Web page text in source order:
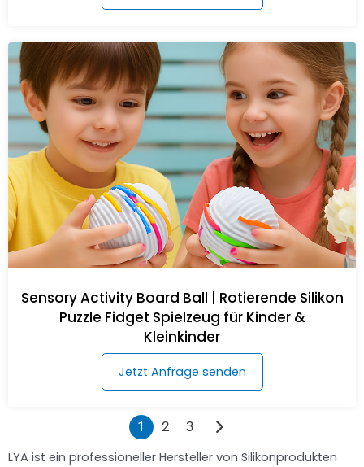
Sensory Activity Board Ball | Rotierende Silikon
Puzzle Fidget Spielzeug für Kinder &
Kleinkinder
Jetzt Anfrage senden
1 2
3
LYA ist ein professioneller Hersteller von Silikonprodukten